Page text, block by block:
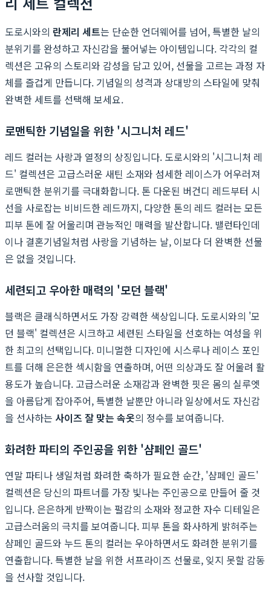
도로시와의 란제리 세트는 단순한 언더웨어를 넘어, 특별한 날의
분위기를 완성하고 자신감을 불어넣는 아이템입니다. 각각의 컬
렉션은 고유의 스토리와 감성을 담고 있어, 선물을 고르는 과정 자
체를 즐겁게 만듭니다. 기념일의 성격과 상대방의 스타일에 맞춰
완벽한 세트를 선택해 보세요.
로맨틱한 기념일을 위한 '시그니처 레드'
레드 컬러는 사랑과 열정의 상징입니다. 도로시와의 '시그니처 레
드' 컬렉션은 고급스러운 새틴 소재와 섬세한 레이스가 어우러져
로맨틱한 분위기를 극대화합니다. 톤 다운된 버건디 레드부터 시
선을 사로잡는 비비드한 레드까지, 다양한 톤의 레드 컬러는 모든
피부 톤에 잘 어울리며 관능적인 매력을 발산합니다. 밸런타인데
이나 결혼기념일처럼 사랑을 기념하는 날, 이보다 더 완벽한 선물
은 없을 것입니다.
세련되고 우아한 매력의 '모던 블랙'
블랙은 클래식하면서도 가장 강력한 색상입니다. 도로시와의 '모
던 블랙' 컬렉션은 시크하고 세련된 스타일을 선호하는 여성을 위
한 최고의 선택입니다. 미니멀한 디자인에 시스루나 레이스 포인
트를 더해 은은한 섹시함을 연출하며, 어떤 의상과도 잘 어울려 활
용도가 높습니다. 고급스러운 소재감과 완벽한 핏은 몸의 실루엣
을 아름답게 잡아주어, 특별한 날뿐만 아니라 일상에서도 자신감
을 선사하는 사이즈 잘 맞는 속옷의 정수를 보여줍니다.
화려한 파티의 주인공을 위한 '샴페인 골드'
연말 파티나 생일처럼 화려한 축하가 필요한 순간, '샴페인 골드'
컬렉션은 당신의 파트너를 가장 빛나는 주인공으로 만들어 줄 것
입니다. 은은하게 반짝이는 펄감의 소재와 정교한 자수 디테일은
고급스러움의 극치를 보여줍니다. 피부 톤을 화사하게 밝혀주는
샴페인 골드와 누드 톤의 컬러는 우아하면서도 화려한 분위기를
연출합니다. 특별한 날을 위한 서프라이즈 선물로, 잊지 못할 감동
을 선사할 것입니다.